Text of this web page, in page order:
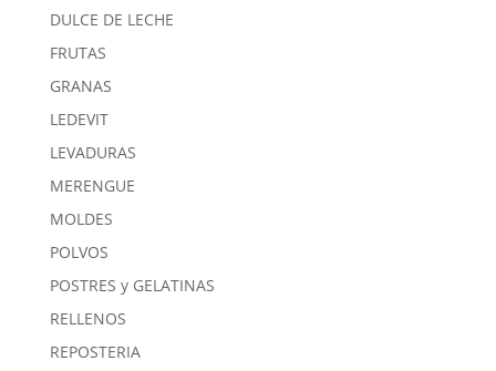
DULCE DE LECHE
FRUTAS
GRANAS
LEDEVIT
LEVADURAS
MERENGUE
MOLDES
POLVOS
POSTRES y GELATINAS
RELLENOS
REPOSTERIA